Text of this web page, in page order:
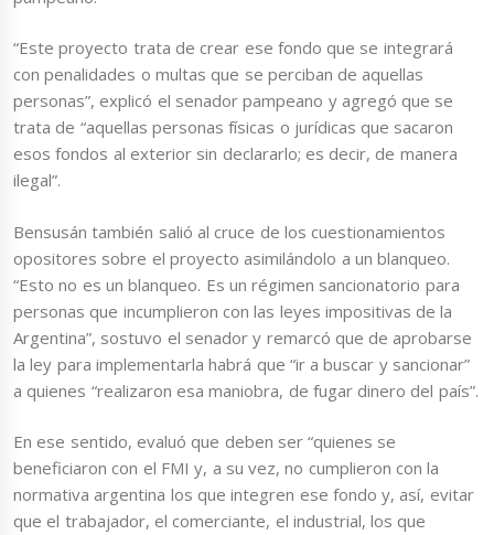
“Este proyecto trata de crear ese fondo que se integrará
con penalidades o multas que se perciban de aquellas
personas”, explicó el senador pampeano y agregó que se
trata de “aquellas personas físicas o jurídicas que sacaron
esos fondos al exterior sin declararlo; es decir, de manera
ilegal”.
Bensusán también salió al cruce de los cuestionamientos
opositores sobre el proyecto asimilándolo a un blanqueo.
“Esto no es un blanqueo. Es un régimen sancionatorio para
personas que incumplieron con las leyes impositivas de la
Argentina”, sostuvo el senador y remarcó que de aprobarse
la ley para implementarla habrá que “ir a buscar y sancionar”
a quienes “realizaron esa maniobra, de fugar dinero del país”.
En ese sentido, evaluó que deben ser “quienes se
beneficiaron con el FMI y, a su vez, no cumplieron con la
normativa argentina los que integren ese fondo y, así, evitar
que el trabajador, el comerciante, el industrial, los que